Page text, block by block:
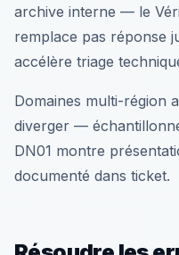
archive interne — le
remplace pas réponse
accélère triage
Domaines multi-région
diverger —
DN01 montre
documenté dans ticket.